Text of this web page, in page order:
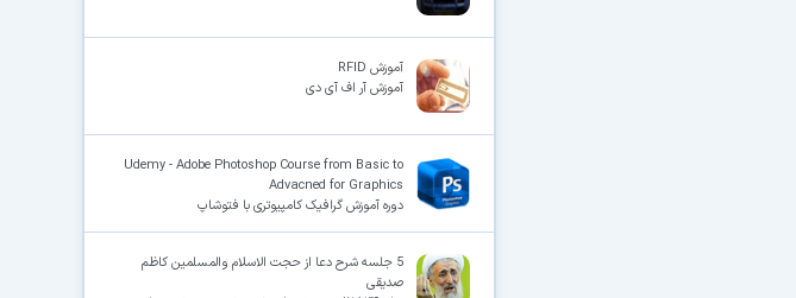
آموزش RFID
آموزش آر اف آی دی
Udemy - Adobe Photoshop Course from Basic to
Advacned for Graphics
دوره آموزش گرافیک کامپیوتری با فتوشاپ
5 جلسه شرح دعا از حجت الاسلام والمسلمین کاظم
صدیقی